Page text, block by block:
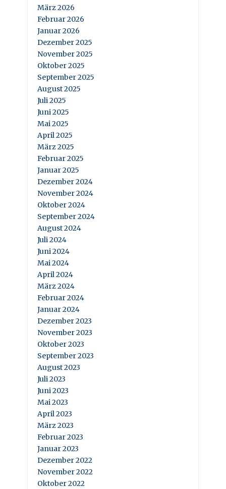
März 2026
Februar 2026
Januar 2026
Dezember 2025
November 2025
Oktober 2025
September 2025
August 2025
Juli 2025
Juni 2025
Mai 2025
April 2025
März 2025
Februar 2025
Januar 2025
Dezember 2024
November 2024
Oktober 2024
September 2024
August 2024
Juli 2024
Juni 2024
Mai 2024
April 2024
März 2024
Februar 2024
Januar 2024
Dezember 2023
November 2023
Oktober 2023
September 2023
August 2023
Juli 2023
Juni 2023
Mai 2023
April 2023
März 2023
Februar 2023
Januar 2023
Dezember 2022
November 2022
Oktober 2022